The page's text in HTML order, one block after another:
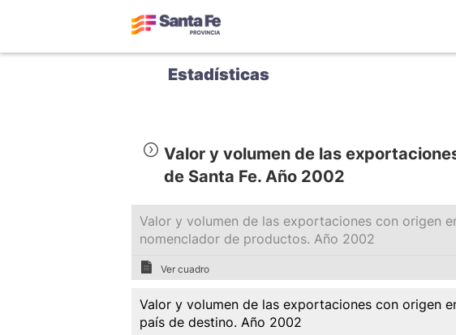
Estadísticas
Valor y volumen de las
de Santa Fe. Año 2002
Valor y volumen de las exportaciones con origen
nomenclador de productos. Año 2002
Ver cuadro
Valor y volumen de las exportaciones con origen
país de destino. Año 2002